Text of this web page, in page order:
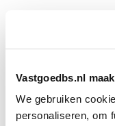
Vastgoedbs.nl
We gebruiken
personaliseren, om
in deze